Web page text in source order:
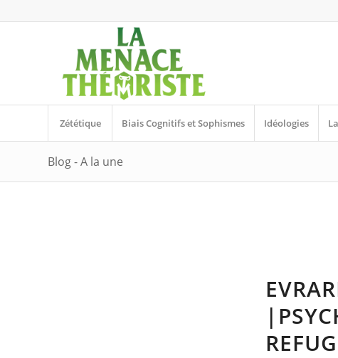
Zététique Biais Cognitifs et Sophismes Idéologies
Blog - A la une